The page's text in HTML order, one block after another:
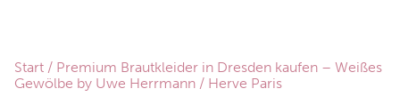
Start / Premium Brautkleider in Dresden kaufen – Weißes
Gewölbe by Uwe Herrmann / Herve Paris